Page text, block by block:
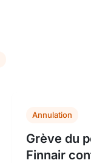
Annulation
Grève du
Finnair